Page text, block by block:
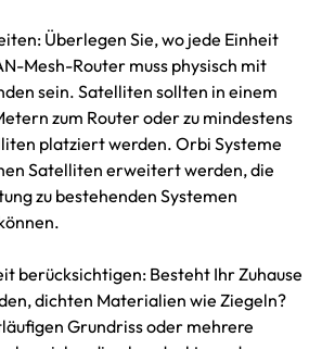
Überlegen Sie, wo jede Einheit
Mesh-Router muss physisch mit
sein. Satelliten sollten in einem
zum Router oder zu mindestens
platziert werden. Orbi Systeme
Satelliten erweitert werden, die
zu bestehenden Systemen
berücksichtigen: Besteht Ihr Zuhause
dichten Materialien wie Ziegeln?
Grundriss oder mehrere